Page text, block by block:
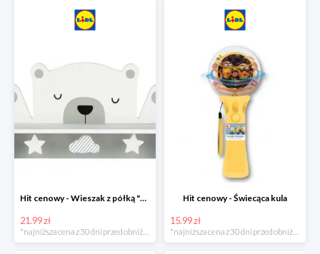
Hit cenowy - Wieszak z półką "Miś"
21.99 zł
*najniższa cena z 30 dni przed obniżką
Hit cenowy - Świecąca kula
15.99 zł
*najniższa cena z 30 dni przed obniżką